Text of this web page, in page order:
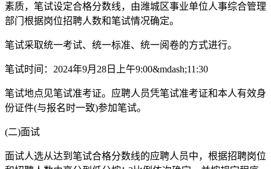
素质，笔试设定合格分数线，由潍城区事业单位人事综合管理
部门根据岗位招聘人数和笔试情况确定。
笔试采取统一考试、统一标准、统一阅卷的方式进行。
笔试时间：2024年9月28日上午9:00&mdash;11:30
笔试地点见笔试准考证。应聘人员凭笔试准考证和本人有效身
份证件(与报名时一致)参加笔试。
(二)面试
面试人选从达到笔试合格分数线的应聘人员中，根据招聘岗位